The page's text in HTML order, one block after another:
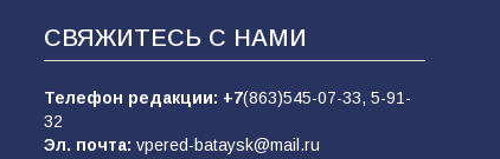
СВЯЖИТЕСЬ С НАМИ
Телефон редакции: +7(863)545-07-33, 5-91-
32
Эл. почта: vpered-bataysk@mail.ru